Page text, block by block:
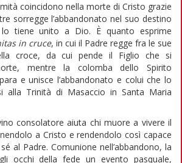
coincidono nella morte di Cristo grazie
sorregge l’abbandonato nel suo destino
tiene unito a Dio. È quanto esprime
in cruce, in cui il Padre regge fra le sue
croce, da cui pende il Figlio che si
mentre la colomba dello Spirito
e unisce l’abbandonato e colui che lo
alla Trinità di Masaccio in Santa Maria
consolatore aiuta chi muore a vivere il
a Cristo e rendendolo così capace
al Padre. Comunione nell’abbandono, la
occhi della fede un evento pasquale,